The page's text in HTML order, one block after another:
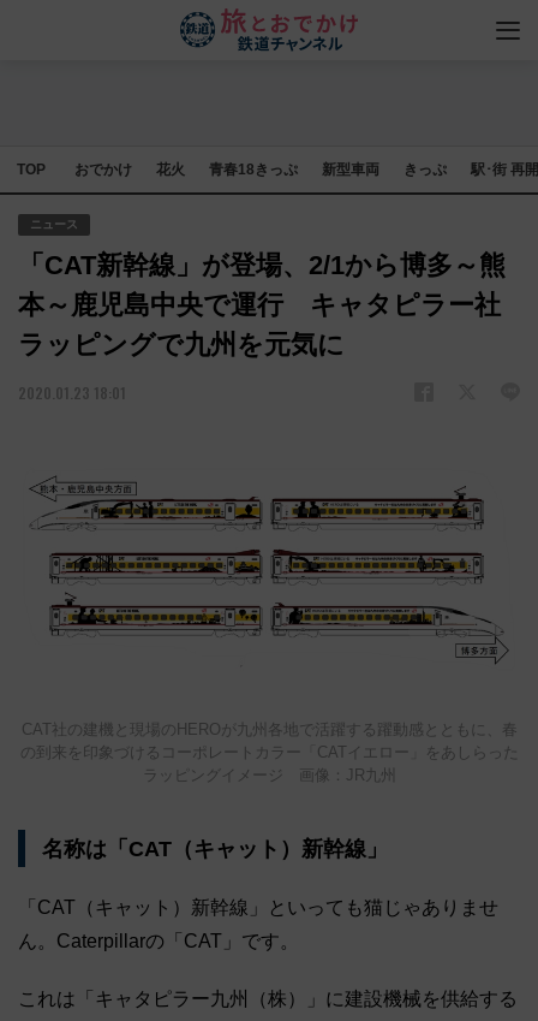
TOP おでかけ 花火 青春18きっぷ 新型車両 きっぷ 駅･街 再
ニュース
「CAT新幹線」が登場、2/1から博多～熊
本～鹿児島中央で運行 キャタピラー社
ラッピングで九州を元気に
2020.01.23 18:01
CAT社の建機と現場のHEROが九州各地で活躍する躍動感とともに、春
の到来を印象づけるコーポレートカラー「CATイエロー」をあしらった
ラッピングイメージ 画像：JR九州
名称は「CAT（キャット）新幹線」
「CAT（キャット）新幹線」といっても猫じゃありませ
ん。Caterpillarの「CAT」です。
これは「キャタピラー九州（株）」に建設機械を供給する